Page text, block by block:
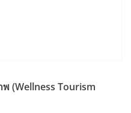
(Wellness Tourism